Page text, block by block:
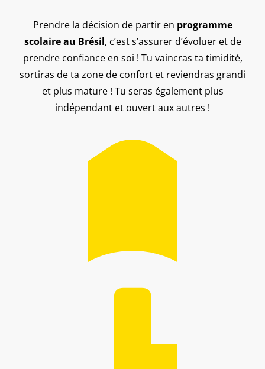
Prendre la décision de partir en programme
scolaire au Brésil, c’est s’assurer d’évoluer et de
prendre confiance en soi ! Tu vaincras ta timidité,
sortiras de ta zone de confort et reviendras grandi
et plus mature ! Tu seras également plus
indépendant et ouvert aux autres !